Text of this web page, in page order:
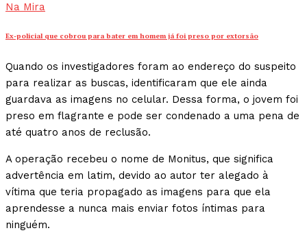
Na Mira
Ex-policial que cobrou para bater em homem já foi preso por extorsão
Quando os investigadores foram ao endereço do suspeito
para realizar as buscas, identificaram que ele ainda
guardava as imagens no celular. Dessa forma, o jovem foi
preso em flagrante e pode ser condenado a uma pena de
até quatro anos de reclusão.
A operação recebeu o nome de Monitus, que significa
advertência em latim, devido ao autor ter alegado à
vítima que teria propagado as imagens para que ela
aprendesse a nunca mais enviar fotos íntimas para
ninguém.